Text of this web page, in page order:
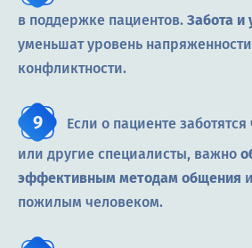
в поддержке пациентов. Забота и
уменьшат уровень
конфликтности.
Если о пациенте
или другие специалисты, важно
эффективным методам общения
пожилым человеком.